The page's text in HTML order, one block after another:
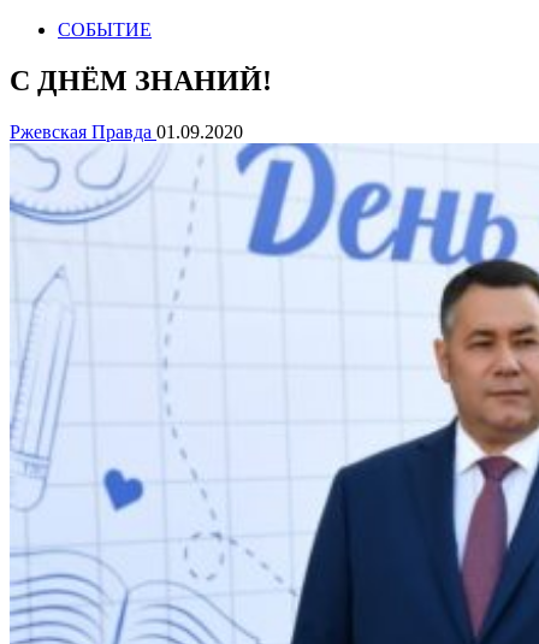
СОБЫТИЕ
С ДНЁМ ЗНАНИЙ!
Ржевская Правда 01.09.2020